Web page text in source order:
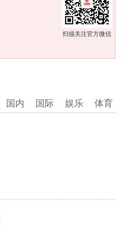
扫描关注官方微信
国内 国际 娱乐 体育